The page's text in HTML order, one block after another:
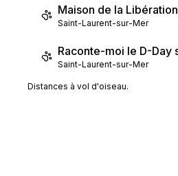
Maison de la Libération
Saint-Laurent-sur-Mer
Saint-Laurent-sur-Mer
Distances à vol d'oiseau.